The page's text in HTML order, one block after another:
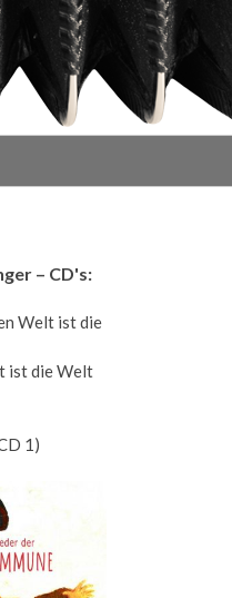
– CD's:
ist die Welt
1)